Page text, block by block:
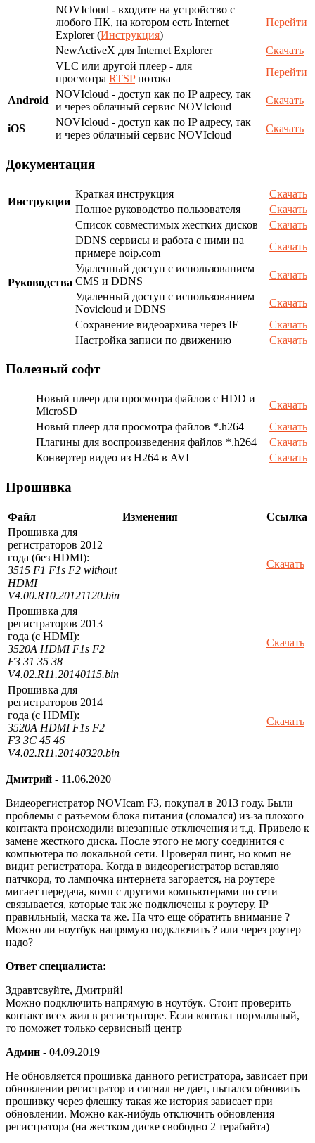
NOVIcloud - входите на устройство с
любого ПК, на котором есть Internet
Explorer (Инструкция)
Перейти
NewActiveX для Internet Explorer
Скачать
VLC или другой плеер - для
просмотра RTSPпотока
Перейти
Android
NOVIcloud - доступ как по IP адресу, так
и через облачный сервис NOVIcloud
Скачать
iOS
NOVIcloud - доступ как по IP адресу, так
и через облачный сервис NOVIcloud
Скачать
Документация
Инструкции
Краткая инструкция
Скачать
Полное руководство пользователя
Скачать
Руководства
Список совместимых жестких дисков
Скачать
DDNS сервисы и работа с ними на
примере noip.com
Скачать
Удаленный доступ с использованием
CMS и DDNS
Скачать
Удаленный доступ с использованием
Novicloud и DDNS
Скачать
Сохранение видеоархива через IE
Скачать
Настройка записи по движению
Скачать
Полезный софт
Новый плеер для просмотра файлов с HDD и
MicroSD
Скачать
Новый плеер для просмотра файлов *.h264
Скачать
Плагины для воспроизведения файлов *.h264
Скачать
Конвертер видео из H264 в AVI
Скачать
Прошивка
Файл Изменения
Ссылка
Прошивка для
регистраторов 2012
года (без HDMI):
3515 F1 F1s F2 without
HDMI
V4.00.R10.20121120.bin
Скачать
Прошивка для
регистраторов 2013
года (с HDMI):
3520A HDMI F1s F2
F3 31 35 38
V4.02.R11.20140115.bin
Скачать
Прошивка для
регистраторов 2014
года (с HDMI):
3520A HDMI F1s F2
F3 3C 45 46
V4.02.R11.20140320.bin
Скачать
Дмитрий - 11.06.2020
Видеорегистратор NOVIcam F3, покупал в 2013 году. Были
проблемы с разъемом блока питания (сломался) из-за плохого
контакта происходили внезапные отключения и т.д. Привело к
замене жесткого диска. После этого не могу соединится с
компьютера по локальной сети. Проверял пинг, но комп не
видит регистратора. Когда в видеорегистратор вставляю
патчкорд, то лампочка интернета загорается, на роутере
мигает передача, комп с другими компьютерами по сети
связывается, которые так же подключены к роутеру. IP
правильный, маска та же. На что еще обратить внимание ?
Можно ли ноутбук напрямую подключить ? или через роутер
надо?
Ответ специалиста:
Здравтсвуйте, Дмитрий!
Можно подключить напрямую в ноутбук. Стоит проверить
контакт всех жил в регистраторе. Если контакт нормальный,
то поможет только сервисный центр
Админ - 04.09.2019
Не обновляется прошивка данного регистратора, зависает при
обновлении регистратор и сигнал не дает, пытался обновить
прошивку через флешку такая же история зависает при
обновлении. Можно как-нибудь отключить обновления
регистратора (на жестком диске свободно 2 терабайта)